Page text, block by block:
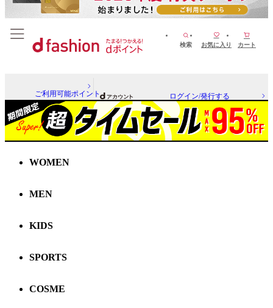
検索 お気に入り カート
ご利用可能ポイント ログイン/発行する
WOMEN
MEN
KIDS
SPORTS
COSME